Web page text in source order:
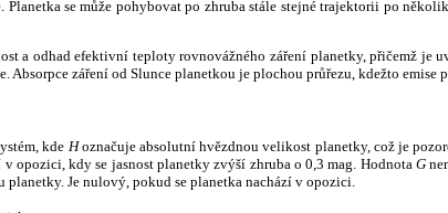
Planetka se může pohybovat po zhruba stále stejné trajektorii po
a odhad efektivní teploty rovnovážného záření planetky, přičemž je
záření od Slunce planetkou je plochou průřezu, kdežto emise
kde Hoznačuje absolutní hvězdnou velikost planetky, což je
opozici, kdy se jasnost planetky zvýší zhruba o 0,3 mag. HodnotaG
planetky. Je nulový, pokud se planetka nachází v opozici.